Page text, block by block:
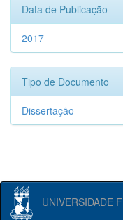
Data de Publicação
2017
Tipo de Documento
Dissertação
UNIVERSIDADE